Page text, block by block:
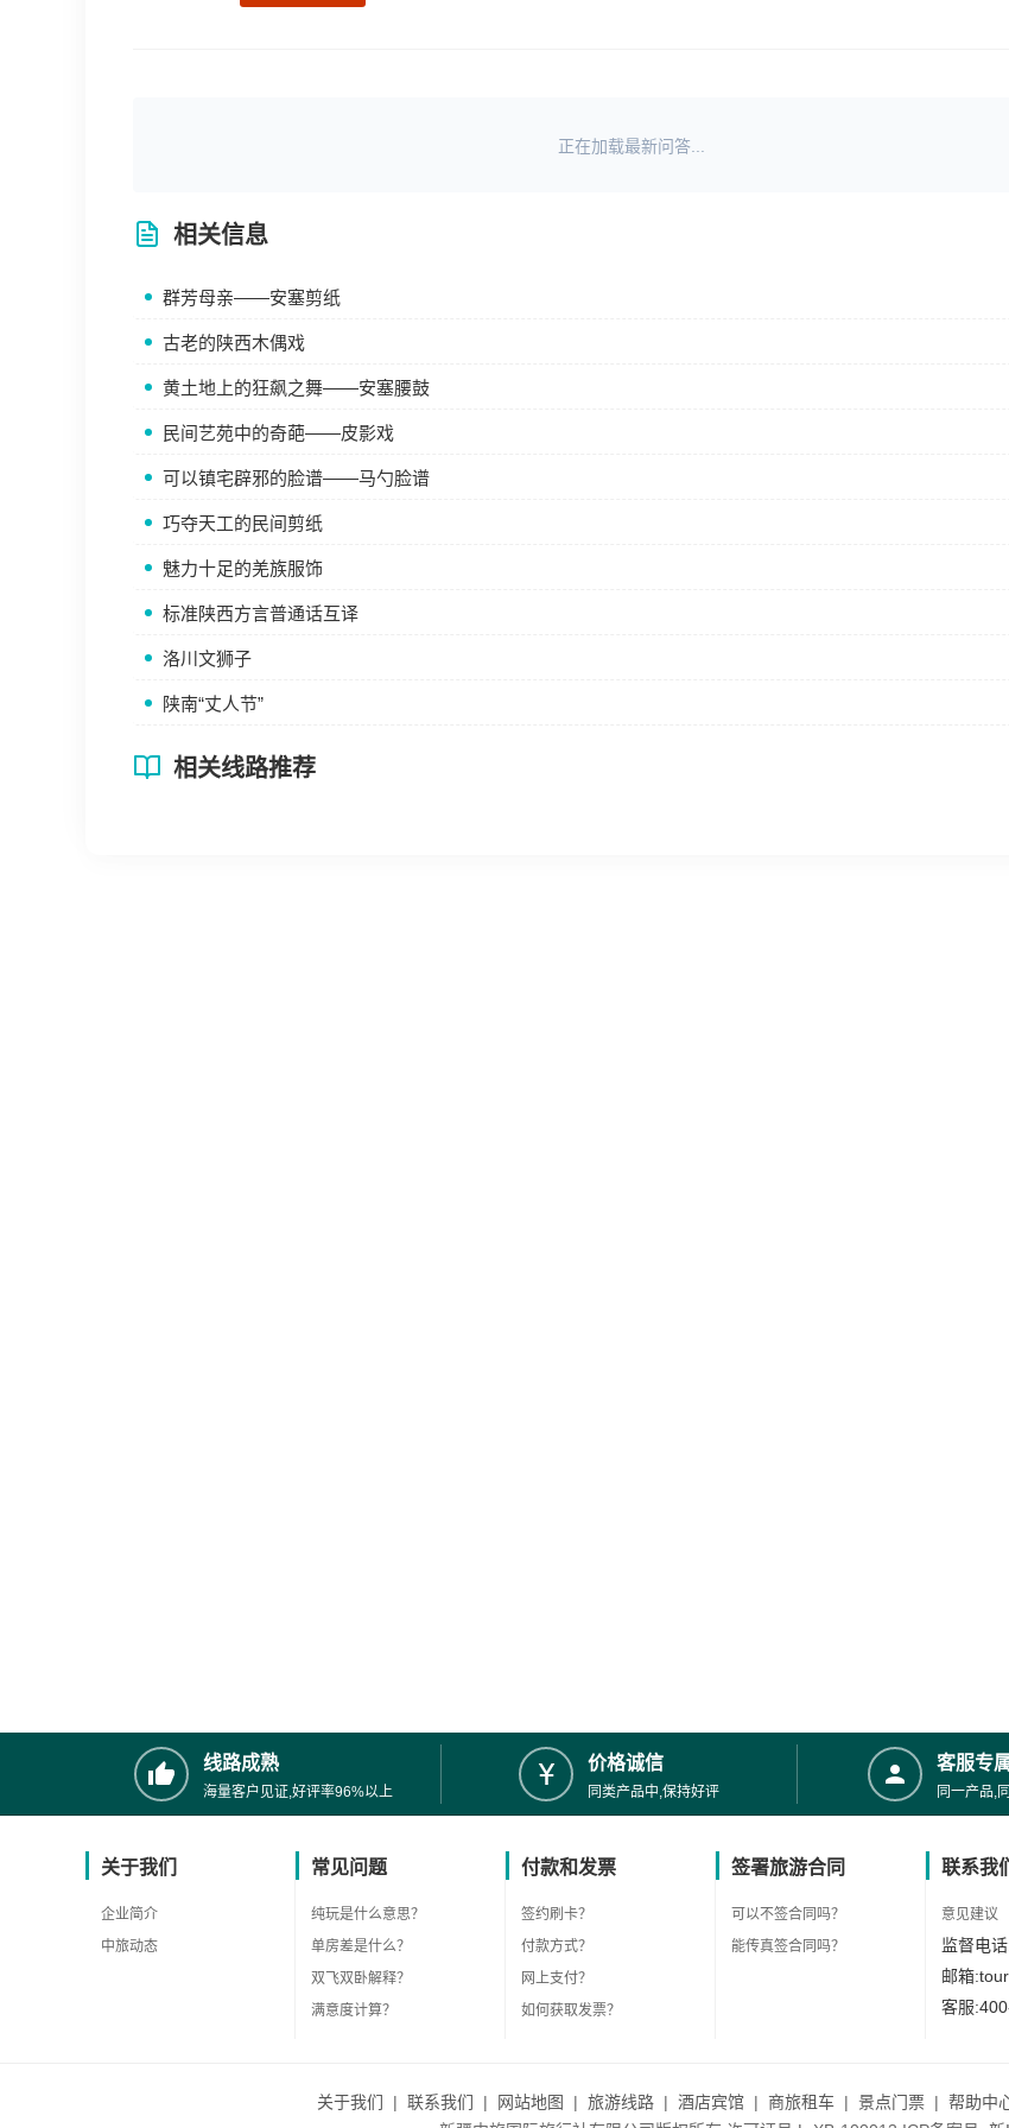
正在加载最新问答...
相关信息
群芳母亲——安塞剪纸
古老的陕西木偶戏
黄土地上的狂飙之舞——安塞腰鼓
民间艺苑中的奇葩——皮影戏
可以镇宅辟邪的脸谱——马勺脸谱
巧夺天工的民间剪纸
魅力十足的羌族服饰
标准陕西方言普通话互译
洛川文狮子
陕南“丈人节”
相关线路推荐
线路成熟
海量客户见证,好评率96%以上
价格诚信
同类产品中,保持好评
客服专
同一产品,
关于我们
企业简介
中旅动态
常见问题
纯玩是什么意思？
单房差是什么？
双飞双卧解释？
满意度计算？
付款和发票
签约刷卡？
付款方式？
网上支付？
如何获取发票？
签署旅游合同
可以不签合同吗？
能传真签合同吗？
联系我们
意见建议
监督电
邮箱
客服
关于我们 | 联系我们 | 网站地图 | 旅游线路 | 酒店宾馆 | 商旅租车 | 景点门票 | 帮助中